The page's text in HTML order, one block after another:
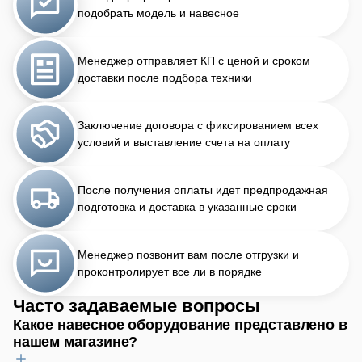
подобрать модель и навесное
Менеджер отправляет КП с ценой и сроком
доставки после подбора техники
Заключение договора с фиксированием всех
условий и выставление счета на оплату
После получения оплаты идет предпродажная
подготовка и доставка в указанные сроки
Менеджер позвонит вам после отгрузки и
проконтролирует все ли в порядке
Часто задаваемые вопросы
Какое навесное оборудование представлено в
нашем магазине?